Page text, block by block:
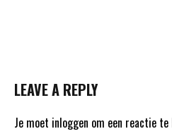
LEAVE A REPLY
Je moet inloggen om een reactie te